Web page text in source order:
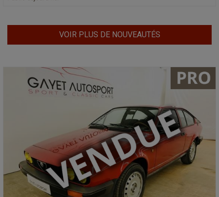
VOIR PLUS DE NOUVEAUTÉS